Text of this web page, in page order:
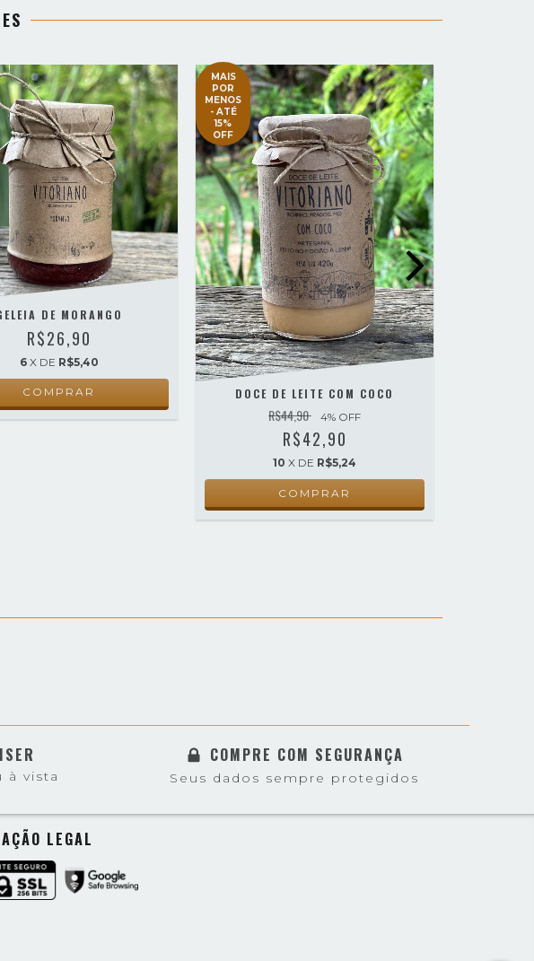
DE MORANGO
R$26,90
6 X DE R$5,40
MAIS
POR
MENOS
- ATÉ
15%
OFF
DOCE DE LEITE COM COCO
R$44,90 4% OFF
R$42,90
10 X DE R$5,24
à vista
COMPRE COM SEGURANÇA
Seus dados sempre protegidos
LEGAL